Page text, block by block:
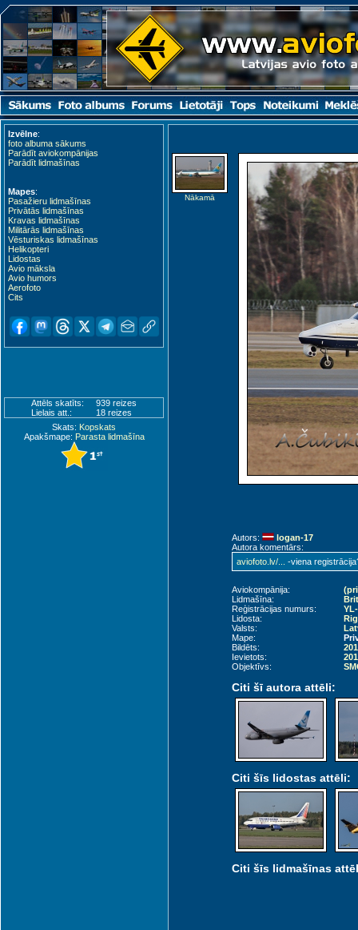
Izvēlne:
foto albuma sākums
Parādīt aviokompānijas
Parādīt lidmašīnas
Mapes:
Pasažieru lidmašīnas
Privātās lidmašīnas
Kravas lidmašīnas
Militārās lidmašīnas
Vēsturiskas lidmašīnas
Helikopteri
Lidostas
Avio māksla
Avio humors
Aerofoto
Cits
Attēls skatīts:
939 reizes
Lielais att.:
18 reizes
Skats: Kopskats
Apakšmape: Parasta lidmašīna
Nākamā
Autors:
logan-17
Autora komentārs:
aviofoto.lv/...
-viena
Aviokompānija:
Lidmašīna:
Reģistrācijas numurs:
Lidosta:
Valsts:
Mape:
Bildēts:
Ievietots:
Objektīvs:
Citi šī autora attēli:
Citi šīs lidostas attēli:
Citi šīs lidmašīnas